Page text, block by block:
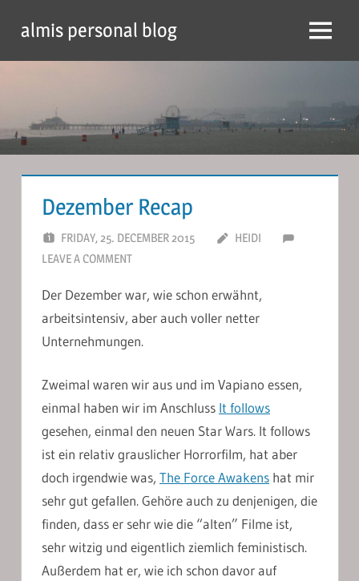
content
almis personal blog Menu
Dezember Recap
FRIDAY, 25. DECEMBER 2015
HEIDI
LEAVE A COMMENT
Der Dezember war, wie schon erwähnt,
arbeitsintensiv, aber auch voller netter
Unternehmungen.
Zweimal waren wir aus und im Vapiano essen,
einmal haben wir im Anschluss It follows
gesehen, einmal den neuen Star Wars. It follows
ist ein relativ grauslicher Horrorfilm, hat aber
doch irgendwie was, The Force Awakens hat mir
sehr gut gefallen. Gehöre auch zu denjenigen, die
finden, dass er sehr wie die “alten” Filme ist,
sehr witzig und eigentlich ziemlich feministisch.
Außerdem hat er, wie ich schon davor auf